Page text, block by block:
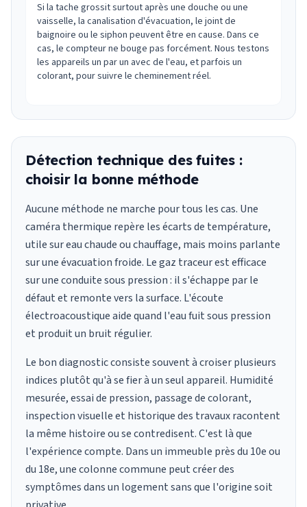
Si la tache grossit surtout après une douche ou une
vaisselle, la canalisation d'évacuation, le joint de
baignoire ou le siphon peuvent être en cause. Dans ce
cas, le compteur ne bouge pas forcément. Nous testons
les appareils un par un avec de l'eau, et parfois un
colorant, pour suivre le cheminement réel.
Détection technique des fuites :
choisir la bonne méthode
Aucune méthode ne marche pour tous les cas. Une
caméra thermique repère les écarts de température,
utile sur eau chaude ou chauffage, mais moins parlante
sur une évacuation froide. Le gaz traceur est efficace
sur une conduite sous pression : il s'échappe par le
défaut et remonte vers la surface. L'écoute
électroacoustique aide quand l'eau fuit sous pression
et produit un bruit régulier.
Le bon diagnostic consiste souvent à croiser plusieurs
indices plutôt qu'à se fier à un seul appareil. Humidité
mesurée, essai de pression, passage de colorant,
inspection visuelle et historique des travaux racontent
la même histoire ou se contredisent. C'est là que
l'expérience compte. Dans un immeuble près du 10e ou
du 18e, une colonne commune peut créer des
symptômes dans un logement sans que l'origine soit